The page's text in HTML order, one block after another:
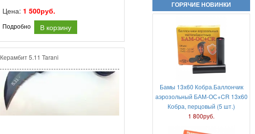
ГОРЯЧИЕ НОВИНКИ
Бамы 13х60 Кобра.Баллончик
аэрозольный БАМ-ОС+CR 13x60
Кобра, перцовый (5 шт.)
1 800руб.
Пневматический пистолет Аникс
А-112 (Anics A-112)
Аэрозольный газовый пистолет
Удар-М2
6 000руб.
Цена: 1 500руб.
Подробно В корзину
Керамбит 5.11 Tarani